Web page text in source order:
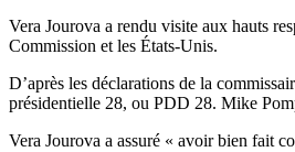
Vera Jourova a rendu visite aux hauts
Commission et les États-Unis.
D’après les déclarations de la
présidentielle 28, ou PDD 28. Mike
Vera Jourova a assuré « avoir bien fait